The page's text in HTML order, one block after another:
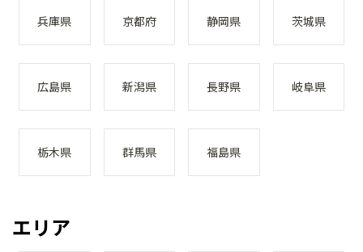
兵庫県 京都府 静岡県 茨城県
広島県 新潟県 長野県 岐阜県
栃木県 群馬県 福島県
エリア